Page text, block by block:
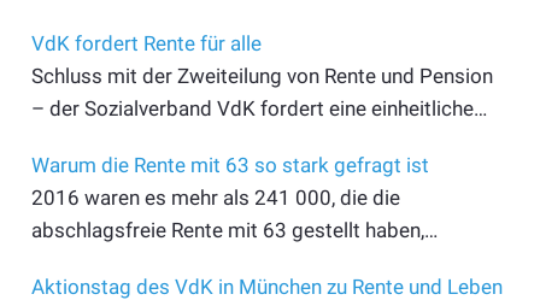
VdK fordert Rente für alle
Schluss mit der Zweiteilung von Rente und Pension
– der Sozialverband VdK fordert eine einheitliche…
Warum die Rente mit 63 so stark gefragt ist
2016 waren es mehr als 241 000, die die
abschlagsfreie Rente mit 63 gestellt haben,…
Aktionstag des VdK in München zu Rente und Leben